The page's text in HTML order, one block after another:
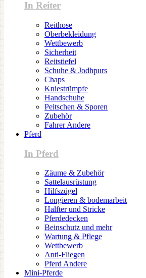
In Reiter
Reithose
Oberbekleidung
Wettbewerb
Sicherheit
Reitstiefel
Schuhe & Jodhpurs
Chaps
Kniestrümpfe
Handschuhe
Peitschen & Sporen
Zubehör
Fahrer Andere
Pferd
In Pferd
Zäume & Zubehör
Sattelausrüstung
Hilfszügel
Longieren & bodemarbeit
Halfter und Stricke
Pferdedecken
Beinschutz und mehr
Wartung & Pflege
Wettbewerb
Anti-Fliegen
Pferd Andere
Mini-Pferde